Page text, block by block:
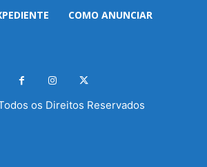
COMO ANUNCIAR
os Direitos Reservados